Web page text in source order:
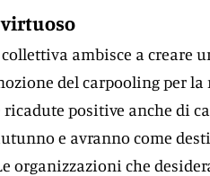
ambisce a creare
del carpooling per la
ricadute positive anche di
e avranno come
organizzazioni che